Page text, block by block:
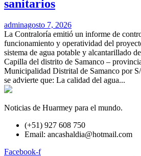
sanitarios
adminagosto 7, 2026
La Contraloría emitió un informe de
funcionamiento y operatividad del
sistema de agua potable y alcantarillado
Capilla del distrito de Samanco –
Municipalidad Distrital de Samanco por
se advierte que: La calidad del agua...
Noticias de Huarmey para el mundo.
(+51) 927 608 750
Email: ancashaldia@hotmail.com
Facebook-f